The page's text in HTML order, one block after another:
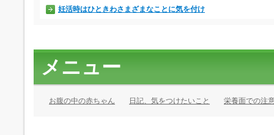
妊活時はひときわさまざまなことに気を付け
メニュー
お腹の中の赤ちゃん 日記、気をつけたいこと 栄養面での注